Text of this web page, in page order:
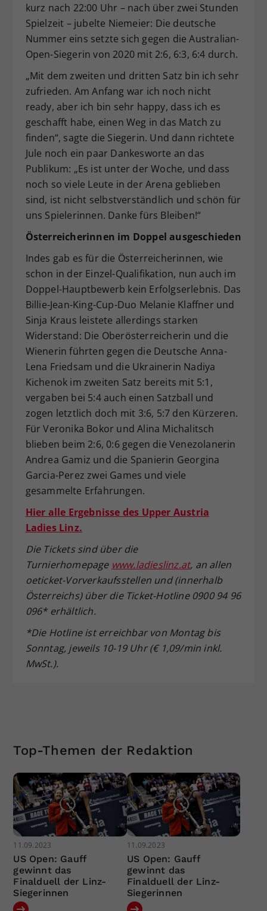
kurz nach 22:00 Uhr – nach über zwei Stunden
Spielzeit – jubelte Niemeier: Die deutsche
Nummer eins setzte sich gegen die Australian-
Open-Siegerin von 2020 mit 2:6, 6:3, 6:4 durch.
„Mit dem zweiten und dritten Satz bin ich sehr
zufrieden. Am Anfang war ich noch nicht
ready, aber ich bin sehr happy, dass ich es
geschafft habe, einen Weg in das Match zu
finden“, sagte die Siegerin. Und dann richtete
Jule noch ein paar Dankesworte an das
Publikum: „Es ist unter der Woche, und dass
noch so viele Leute in der Arena geblieben
sind, ist nicht selbstverständlich und schön für
uns Spielerinnen. Danke fürs Bleiben!“
Österreicherinnen im Doppel ausgeschieden
Indes gab es für die Österreicherinnen, wie
schon in der Einzel-Qualifikation, nun auch im
Doppel-Hauptbewerb kein Erfolgserlebnis. Das
Billie-Jean-King-Cup-Duo Melanie Klaffner und
Sinja Kraus leistete allerdings starken
Widerstand: Die Oberösterreicherin und die
Wienerin führten gegen die Deutsche Anna-
Lena Friedsam und die Ukrainerin Nadiya
Kichenok im zweiten Satz bereits mit 5:1,
vergaben bei 5:4 auch einen Satzball und
zogen letztlich doch mit 3:6, 5:7 den Kürzeren.
Für Veronika Bokor und Alina Michalitsch
blieben beim 2:6, 0:6 gegen die Venezolanerin
Andrea Gamiz und die Spanierin Georgina
Garcia-Perez zwei Games und viele
gesammelte Erfahrungen.
Hier alle Ergebnisse des Upper Austria
Ladies Linz.
Die Tickets sind über die
Turnierhomepage www.ladieslinz.at, an allen
oeticket-Vorverkaufsstellen und (innerhalb
Österreichs) über die Ticket-Hotline 0900 94 96
096* erhältlich.
*Die Hotline ist erreichbar von Montag bis
Sonntag, jeweils 10-19 Uhr (€ 1,09/min inkl.
MwSt.).
Top-Themen der Redaktion
11.09.2023
US Open: Gauff
gewinnt das
Finalduell der Linz-
Siegerinnen
11.09.2023
US Open: Gauff
gewinnt das
Finalduell der Linz-
Siegerinnen